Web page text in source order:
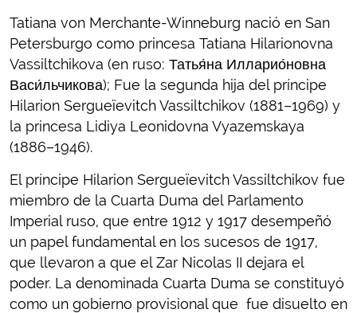
Tatiana von Merchante-Winneburg nació en San
Petersburgo como princesa Tatiana Hilarionovna
Vassiltchikova (en ruso: Татья́на Илларио́новна
Васи́льчикова); Fue la segunda hija del príncipe
Hilarion Sergueïevitch Vassiltchikov (1881–1969) y
la princesa Lidiya Leonidovna Vyazemskaya
(1886–1946).
El príncipe Hilarion Sergueïevitch Vassiltchikov fue
miembro de la Cuarta Duma del Parlamento
Imperial ruso, que entre 1912 y 1917 desempeñó
un papel fundamental en los sucesos de 1917,
que llevaron a que el Zar Nicolas II dejara el
poder. La denominada Cuarta Duma se constituyó
como un gobierno provisional que fue disuelto en